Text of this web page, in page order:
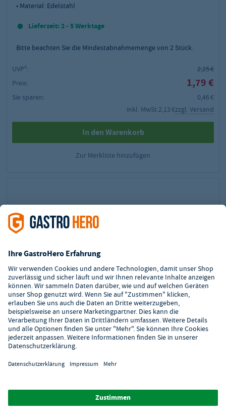
• Material: Edelstahl
Lieferzeit: 2 - 5 Werktage
Bitte beachten Sie die Mindestabnahmemenge von 2 Stück.
UVP²:
2,25 €
Preis:
1,79 €
Sie sparen:
0,46 €
inkl. MwSt.2,13 €zzgl. Versand
In den Warenkorb
Zur Merkliste hinzufügen
Magnet-Messerhalter 33cm schwarz
Art.-Nr.:GH-7987/033
Magnet-Messerhalter mit zwei Magnetschienen
aus massivem, schwarzem ABS-Kunststoff
Produktmaße (B x L): 40 x 330 mm
Lieferzeit: 3 - 7 Werktage
UVP²:
inkl. MwSt.5,94 €zzgl. Versand